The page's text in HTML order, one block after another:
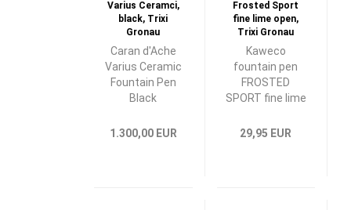
Caran d'Ache
Varius Ceramic
Fountain Pen
Black
1.300,00 EUR
Kaweco
fountain pen
FROSTED
SPORT fine lime
29,95 EUR